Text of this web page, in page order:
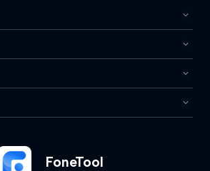
FoneTool